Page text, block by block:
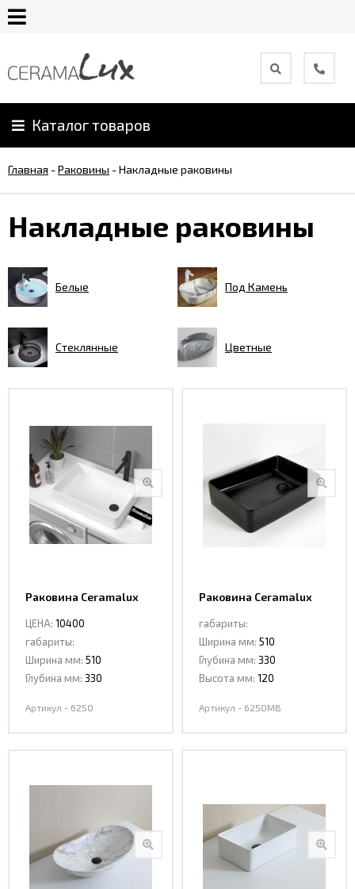
О
продукцией
Сотрудничество
каталог
Каталог товаров
Главная -Раковины -Накладные раковины
Накладные раковины
Белые Под Камень
Стеклянные Цветные
Раковина Ceramalux
ЦЕНА: 10400
габариты:
Ширина мм: 510
Глубина мм: 330
Артикул - 6250
Раковина Ceramalux
габариты:
Ширина мм: 510
Глубина мм: 330
Высота мм: 120
Артикул - 6250MB